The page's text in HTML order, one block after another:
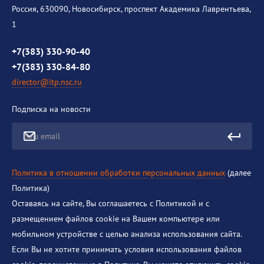
История института
Контакты
Противодействие коррупции
Россия, 630090, Новосибирск, проспект Академика Лаврентьева,
1
+7(383) 330-90-40
+7(383) 330-84-80
director@itp.nsc.ru
Подписка на новости
Ваш email
Политика в отношении обработки персональных данных (далее
Политика)
Оставаясь на сайте, Вы соглашаетесь с Политикой и с
размещением файлов cookie на Вашем компьютере или
мобильном устройстве с целью анализа использования сайта.
Если Вы не хотите принимать условия использования файлов